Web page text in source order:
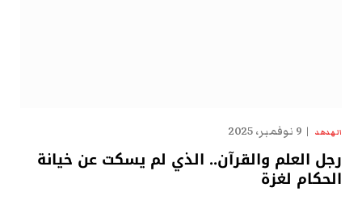
الهدهد 9 نوفمبر، 2025
رجل العلم والقرآن.. الذي لم يسكت عن خيانة
الحكام لغزة